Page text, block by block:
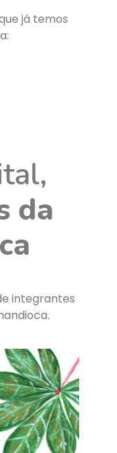
já temos
da
integrantes